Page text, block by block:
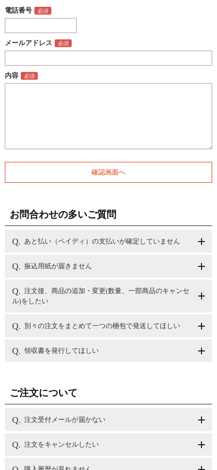
電話番号
メールアドレス
内容
お問合わせの多いご質問
あと払い（ペイディ）の支払いが確定していません
振込用紙が届きません
注文後、商品の追加・変更(数量、一部商品のキャンセ
ル)をしたい
別々の注文をまとめて一つの梱包で発送してほしい
領収書を発行してほしい
ご注文について
注文受付メールが届かない
注文をキャンセルしたい